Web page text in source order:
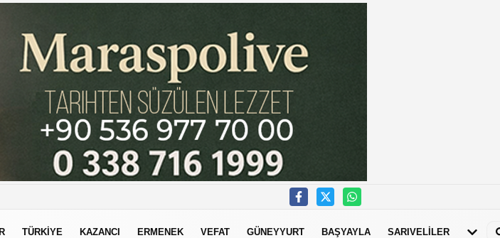
TÜRKIYE KAZANCI ERMENEK VEFAT GÜNEYYURT BAŞYAYLA SARIVELİLER